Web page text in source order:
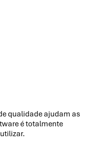
qualidade ajudam as
é totalmente